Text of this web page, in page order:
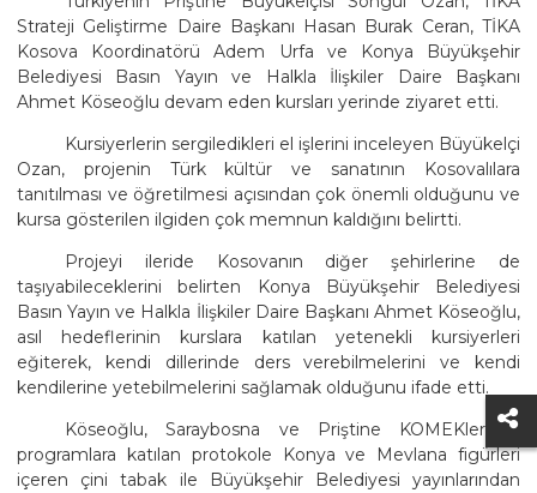
Strateji Geliştirme Daire Başkanı Hasan Burak Ceran, TİKA
Kosova Koordinatörü Adem Urfa ve Konya Büyükşehir
Belediyesi Basın Yayın ve Halkla İlişkiler Daire Başkanı
Ahmet Köseoğlu devam eden kursları yerinde ziyaret etti.
Kursiyerlerin sergiledikleri el işlerini inceleyen Büyükelçi
Ozan, projenin Türk kültür ve sanatının Kosovalılara
tanıtılması ve öğretilmesi açısından çok önemli olduğunu ve
kursa gösterilen ilgiden çok memnun kaldığını belirtti.
Projeyi ileride Kosovanın diğer şehirlerine de
taşıyabileceklerini belirten Konya Büyükşehir Belediyesi
Basın Yayın ve Halkla İlişkiler Daire Başkanı Ahmet Köseoğlu,
asıl hedeflerinin kurslara katılan yetenekli kursiyerleri
eğiterek, kendi dillerinde ders verebilmelerini ve kendi
kendilerine yetebilmelerini sağlamak olduğunu ifade etti.
Köseoğlu, Saraybosna ve Priştine KOMEKlerdeki
programlara katılan protokole Konya ve Mevlana figürleri
içeren çini tabak ile Büyükşehir Belediyesi yayınlarından